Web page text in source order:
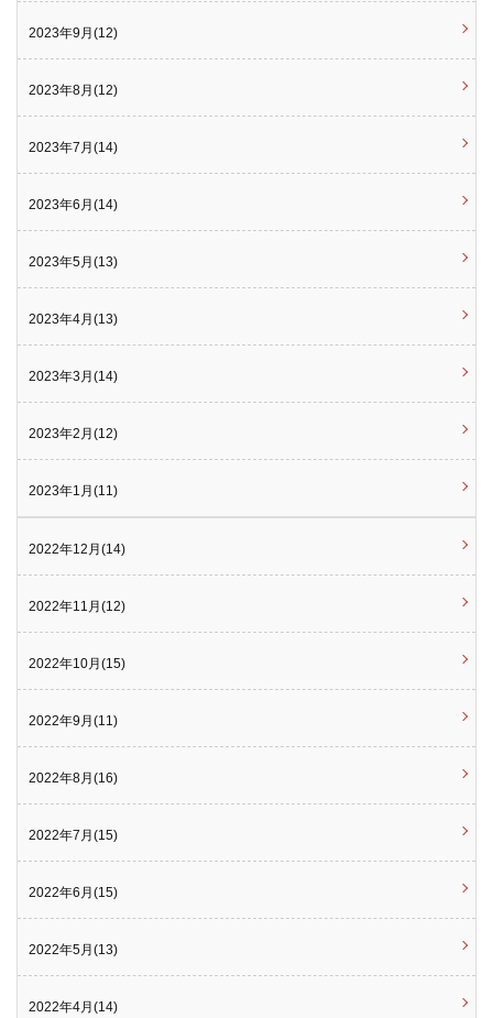
2023年9月(12)
2023年8月(12)
2023年7月(14)
2023年6月(14)
2023年5月(13)
2023年4月(13)
2023年3月(14)
2023年2月(12)
2023年1月(11)
2022年12月(14)
2022年11月(12)
2022年10月(15)
2022年9月(11)
2022年8月(16)
2022年7月(15)
2022年6月(15)
2022年5月(13)
2022年4月(14)